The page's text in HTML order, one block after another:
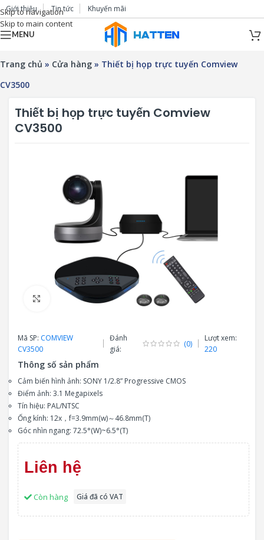
Skip to navigation
Skip to main content
Giới thiệu Tin tức Khuyến mãi
MENU
Trang chủ » Cửa hàng » Thiết bị họp trực tuyến Comview
CV3500
Thiết bị họp trực tuyến Comview
CV3500
Click to enlarge
Mã SP: COMVIEW
CV3500
Đánh
giá:
(0)
Lượt xem:
220
Thông số sản phẩm
Cảm biến hình ảnh: SONY 1/2.8” Progressive CMOS
Điểm ảnh: 3.1 Megapixels
Tín hiệu: PAL/NTSC
Ống kính: 12x，f=3.9mm(w)～46.8mm(T)
Góc nhìn ngang: 72.5°(W)~6.5°(T)
Liên hệ
Còn hàng Giá đã có VAT